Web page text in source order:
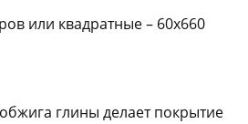
или квадратные – 60х660
глины делает покрытие